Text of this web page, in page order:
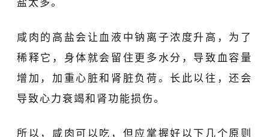
盐太多。
咸肉的高盐会让血液中钠离子浓度升高，为了
稀释它，身体就会留住更多水分，导致血容量
增加，加重心脏和肾脏负荷。长此以往，还会
导致心力衰竭和肾功能损伤。
所以，咸肉可以吃，但应掌握好以下几个原则